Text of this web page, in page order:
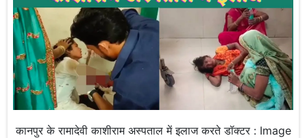
कानपुर के रामादेवी काशीराम अस्पताल में इलाज करते डॉक्टर : Image